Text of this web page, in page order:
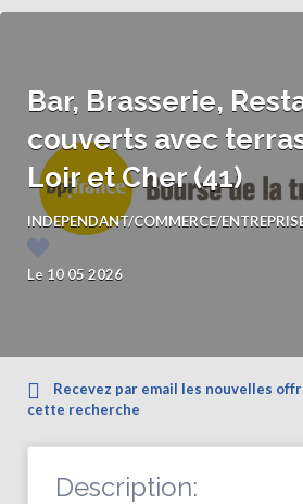
Bar, Brasserie,
couverts avec
Loir et Cher (41)
INDEPENDANT/COMMERCE/
Le 10 05 2026
Recevez par email les nouvelles
cette recherche
Description: